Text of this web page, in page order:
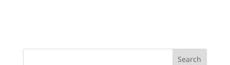
Search